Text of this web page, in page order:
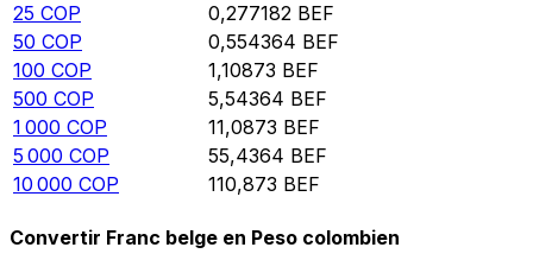
25 COP 0,277182 BEF
50 COP 0,554364 BEF
100 COP 1,10873 BEF
500 COP 5,54364 BEF
1 000 COP 11,0873 BEF
5 000 COP 55,4364 BEF
10 000 COP 110,873 BEF
Convertir Franc belge en Peso colombien